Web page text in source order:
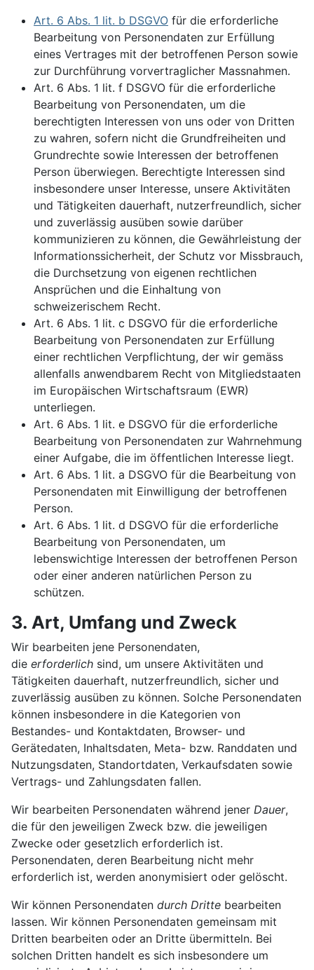
Art. 6 Abs. 1 lit. b DSGVO für die erforderliche
Bearbeitung von Personendaten zur Erfüllung
eines Vertrages mit der betroffenen Person sowie
zur Durchführung vorvertraglicher Massnahmen.
Art. 6 Abs. 1 lit. f DSGVO für die erforderliche
Bearbeitung von Personendaten, um die
berechtigten Interessen von uns oder von Dritten
zu wahren, sofern nicht die Grundfreiheiten und
Grundrechte sowie Interessen der betroffenen
Person überwiegen. Berechtigte Interessen sind
insbesondere unser Interesse, unsere Aktivitäten
und Tätigkeiten dauerhaft, nutzerfreundlich, sicher
und zuverlässig ausüben sowie darüber
kommunizieren zu können, die Gewährleistung der
Informationssicherheit, der Schutz vor Missbrauch,
die Durchsetzung von eigenen rechtlichen
Ansprüchen und die Einhaltung von
schweizerischem Recht.
Art. 6 Abs. 1 lit. c DSGVO für die erforderliche
Bearbeitung von Personendaten zur Erfüllung
einer rechtlichen Verpflichtung, der wir gemäss
allenfalls anwendbarem Recht von Mitgliedstaaten
im Europäischen Wirtschaftsraum (EWR)
unterliegen.
Art. 6 Abs. 1 lit. e DSGVO für die erforderliche
Bearbeitung von Personendaten zur Wahrnehmung
einer Aufgabe, die im öffentlichen Interesse liegt.
Art. 6 Abs. 1 lit. a DSGVO für die Bearbeitung von
Personendaten mit Einwilligung der betroffenen
Person.
Art. 6 Abs. 1 lit. d DSGVO für die erforderliche
Bearbeitung von Personendaten, um
lebenswichtige Interessen der betroffenen Person
oder einer anderen natürlichen Person zu
schützen.
3. Art, Umfang und Zweck
Wir bearbeiten jene Personendaten,
die erforderlich sind, um unsere Aktivitäten und
Tätigkeiten dauerhaft, nutzerfreundlich, sicher und
zuverlässig ausüben zu können. Solche Personendaten
können insbesondere in die Kategorien von
Bestandes- und Kontaktdaten, Browser- und
Gerätedaten, Inhaltsdaten, Meta- bzw. Randdaten und
Nutzungsdaten, Standortdaten, Verkaufsdaten sowie
Vertrags- und Zahlungsdaten fallen.
Wir bearbeiten Personendaten während jener Dauer,
die für den jeweiligen Zweck bzw. die jeweiligen
Zwecke oder gesetzlich erforderlich ist.
Personendaten, deren Bearbeitung nicht mehr
erforderlich ist, werden anonymisiert oder gelöscht.
Wir können Personendaten durch Dritte bearbeiten
lassen. Wir können Personendaten gemeinsam mit
Dritten bearbeiten oder an Dritte übermitteln. Bei
solchen Dritten handelt es sich insbesondere um